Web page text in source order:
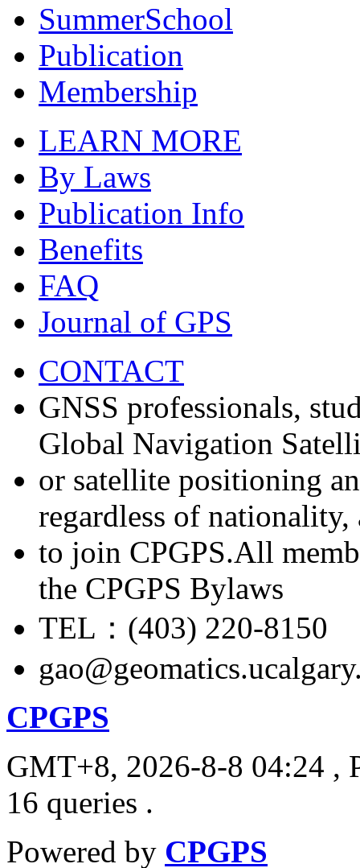
SummerSchool
Publication
Membership
LEARN MORE
By Laws
Publication Info
Benefits
FAQ
Journal of GPS
CONTACT
GNSS professionals,
Global Navigation
or satellite positioning
regardless of nationality,
to join CPGPS.All
the CPGPS Bylaws
TEL：(403) 220-8150
CPGPS
GMT+8, 2026-8-8 04:24 ,
16 queries .
Powered by CPGPS